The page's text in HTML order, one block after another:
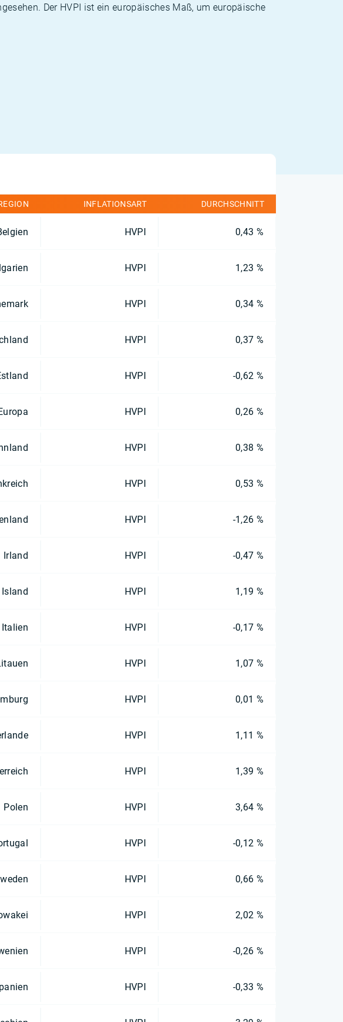
Der HVPI ist ein europäisches Maß, um europäische
INFLATIONSART DURCHSCHNITT
HVPI 0,43 %
HVPI 1,23 %
HVPI 0,34 %
HVPI 0,37 %
HVPI -0,62 %
HVPI 0,26 %
HVPI 0,38 %
HVPI 0,53 %
HVPI -1,26 %
Irland HVPI -0,47 %
Island HVPI 1,19 %
Italien HVPI -0,17 %
HVPI 1,07 %
HVPI 0,01 %
HVPI 1,11 %
HVPI 1,39 %
Polen HVPI 3,64 %
HVPI -0,12 %
HVPI 0,66 %
HVPI 2,02 %
HVPI -0,26 %
HVPI -0,33 %